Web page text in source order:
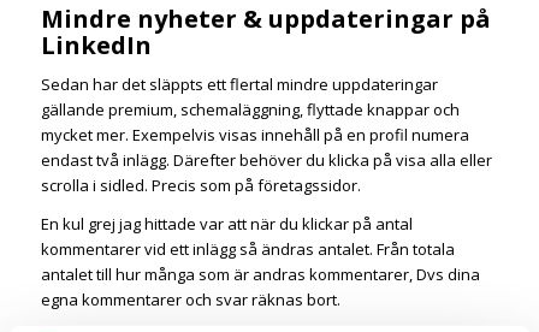
Mindre nyheter & uppdateringar på
LinkedIn
Sedan har det släppts ett flertal mindre uppdateringar
gällande premium, schemaläggning, flyttade knappar och
mycket mer. Exempelvis visas innehåll på en profil numera
endast två inlägg. Därefter behöver du klicka på visa alla eller
scrolla i sidled. Precis som på företagssidor.
En kul grej jag hittade var att när du klickar på antal
kommentarer vid ett inlägg så ändras antalet. Från totala
antalet till hur många som är andras kommentarer, Dvs dina
egna kommentarer och svar räknas bort.